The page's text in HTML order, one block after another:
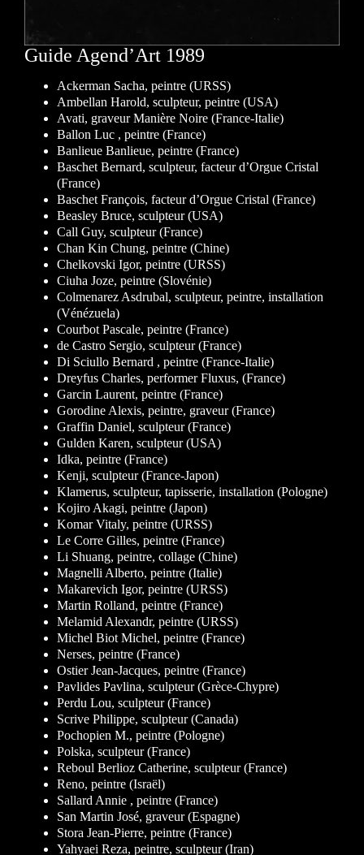
Guide Agend’Art 1989
Ackerman Sacha, peintre (URSS)
Ambellan Harold, sculpteur, peintre (USA)
Avati, graveur Manière Noire (France-Italie)
Ballon Luc , peintre (France)
Banlieue Banlieue, peintre (France)
Baschet Bernard, sculpteur, facteur d’Orgue Cristal
(France)
Baschet François, facteur d’Orgue Cristal (France)
Beasley Bruce, sculpteur (USA)
Call Guy, sculpteur (France)
Chan Kin Chung, peintre (Chine)
Chelkovski Igor, peintre (URSS)
Ciuha Joze, peintre (Slovénie)
Colmenarez Asdrubal, sculpteur, peintre, installation
(Vénézuela)
Courbot Pascale, peintre (France)
de Castro Sergio, sculpteur (France)
Di Sciullo Bernard , peintre (France-Italie)
Dreyfus Charles, performer Fluxus, (France)
Garcin Laurent, peintre (France)
Gorodine Alexis, peintre, graveur (France)
Graffin Daniel, sculpteur (France)
Gulden Karen, sculpteur (USA)
Idka, peintre (France)
Kenji, sculpteur (France-Japon)
Klamerus, sculpteur, tapisserie, installation (Pologne)
Kojiro Akagi, peintre (Japon)
Komar Vitaly, peintre (URSS)
Le Corre Gilles, peintre (France)
Li Shuang, peintre, collage (Chine)
Magnelli Alberto, peintre (Italie)
Makarevich Igor, peintre (URSS)
Martin Rolland, peintre (France)
Melamid Alexandr, peintre (URSS)
Michel Biot Michel, peintre (France)
Nerses, peintre (France)
Ostier Jean-Jacques, peintre (France)
Pavlides Pavlina, sculpteur (Grèce-Chypre)
Perdu Lou, sculpteur (France)
Scrive Philippe, sculpteur (Canada)
Pochopien M., peintre (Pologne)
Polska, sculpteur (France)
Reboul Berlioz Catherine, sculpteur (France)
Reno, peintre (Israël)
Sallard Annie , peintre (France)
San Martin José, graveur (Espagne)
Stora Jean-Pierre, peintre (France)
Yahyaei Reza, peintre, sculpteur (Iran)